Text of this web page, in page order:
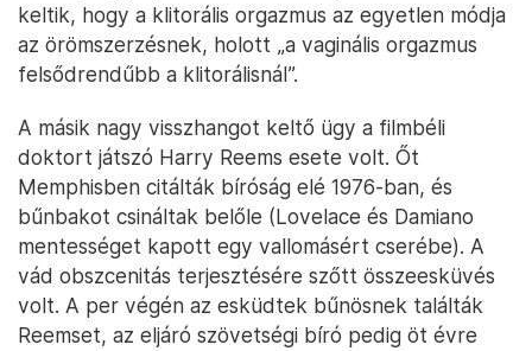
keltik, hogy a klitorális orgazmus az egyetlen módja
az örömszerzésnek, holott „a vaginális orgazmus
felsődrendűbb a klitorálisnál”.
A másik nagy visszhangot keltő ügy a filmbéli
doktort játszó Harry Reems esete volt. Őt
Memphisben citálták bíróság elé 1976-ban, és
bűnbakot csináltak belőle (Lovelace és Damiano
mentességet kapott egy vallomásért cserébe). A
vád obszcenitás terjesztésére szőtt összeesküvés
volt. A per végén az esküdtek bűnösnek találták
Reemset, az eljáró szövetségi bíró pedig öt évre